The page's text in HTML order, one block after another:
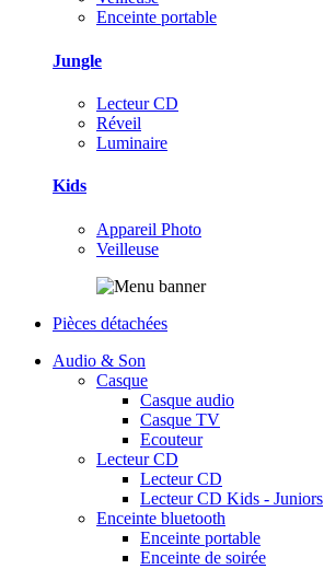
Enceinte portable
Jungle
Lecteur CD
Réveil
Luminaire
Kids
Appareil Photo
Veilleuse
Pièces détachées
Audio & Son
Casque
Casque audio
Casque TV
Ecouteur
Lecteur CD
Lecteur CD
Lecteur CD Kids - Juniors
Enceinte bluetooth
Enceinte portable
Enceinte de soirée